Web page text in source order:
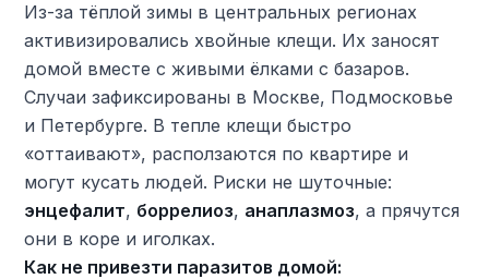
Из-за тёплой зимы в центральных регионах
активизировались хвойные клещи. Их заносят
домой вместе с живыми ёлками с базаров.
Случаи зафиксированы в Москве, Подмосковье
и Петербурге. В тепле клещи быстро
«оттаивают», расползаются по квартире и
могут кусать людей. Риски не шуточные:
энцефалит, боррелиоз, анаплазмоз, а прячутся
они в коре и иголках.
Как не привезти паразитов домой: